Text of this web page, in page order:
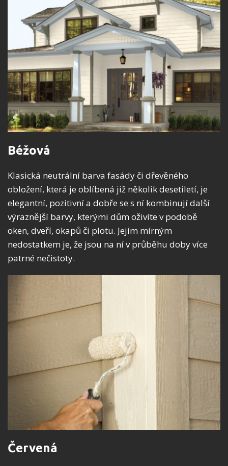
Béžová
Klasická neutrální barva fasády či dřevěného
obložení, která je oblíbená již několik desetiletí, je
elegantní, pozitivní a dobře se s ní kombinují další
výraznější barvy, kterými dům oživíte v podobě
oken, dveří, okapů či plotu. Jejím mírným
nedostatkem je, že jsou na ní v průběhu doby více
patrné nečistoty.
Červená